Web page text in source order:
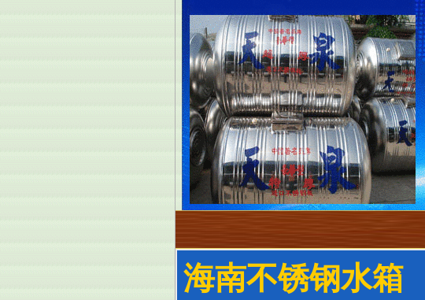
海南不锈钢水箱